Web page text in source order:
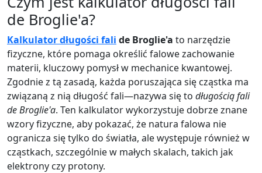
de Broglie'a?
Kalkulator długości fali de Broglie'a to narzędzie
fizyczne, które pomaga określić falowe zachowanie
materii, kluczowy pomysł w mechanice kwantowej.
Zgodnie z tą zasadą, każda poruszająca się cząstka ma
związaną z nią długość fali—nazywa się to długością fali
de Broglie'a. Ten kalkulator wykorzystuje dobrze znane
wzory fizyczne, aby pokazać, że natura falowa nie
ogranicza się tylko do światła, ale występuje również w
cząstkach, szczególnie w małych skalach, takich jak
elektrony czy protony.